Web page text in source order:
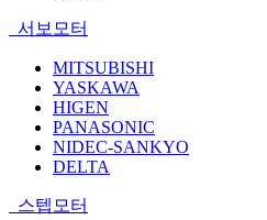
서보모터
MITSUBISHI
YASKAWA
HIGEN
PANASONIC
NIDEC-SANKYO
DELTA
스텝모터